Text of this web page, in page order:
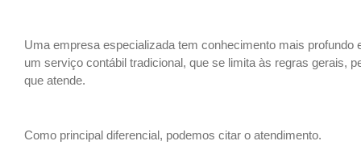
Uma empresa especializada tem conhecimento mais
um serviço contábil tradicional, que se limita às regras gerais,
que atende.
Como principal diferencial, podemos citar o atendimento.